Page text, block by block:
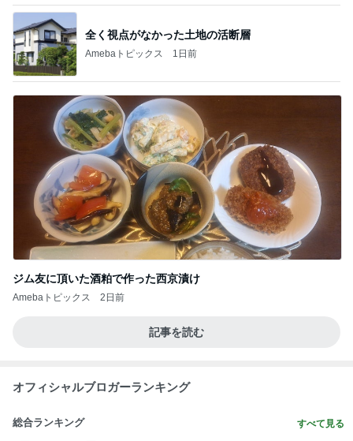
全く視点がなかった土地の活断層
Amebaトピックス 1日前
ジム友に頂いた酒粕で作った西京漬け
Amebaトピックス 2日前
記事を読む
オフィシャルブロガーランキング
総合ランキング すべて見る